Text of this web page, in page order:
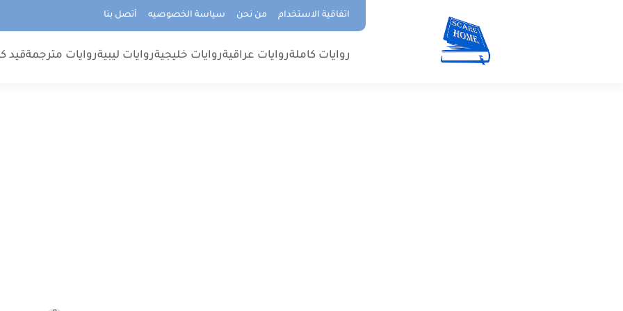
اتفاقية الاستخدام من نحن سياسة الخصوصيه أتصل بنا
روايات كاملةروايات عراقيةروايات خليجيةروايات ليبيةروايات مترجمةقيد